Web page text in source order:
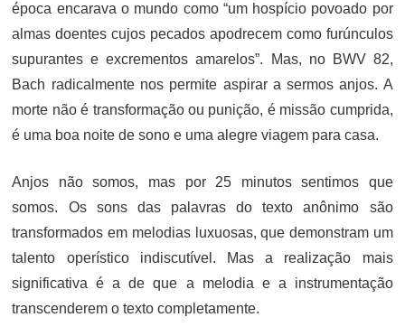
época encarava o mundo como “um hospício povoado por
almas doentes cujos pecados apodrecem como furúnculos
supurantes e excrementos amarelos”. Mas, no BWV 82,
Bach radicalmente nos permite aspirar a sermos anjos. A
morte não é transformação ou punição, é missão cumprida,
é uma boa noite de sono e uma alegre viagem para casa.
Anjos não somos, mas por 25 minutos sentimos que
somos. Os sons das palavras do texto anônimo são
transformados em melodias luxuosas, que demonstram um
talento operístico indiscutível. Mas a realização mais
significativa é a de que a melodia e a instrumentação
transcenderem o texto completamente.